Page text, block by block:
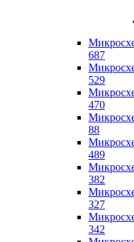
687
529
470
88
489
382
327
342